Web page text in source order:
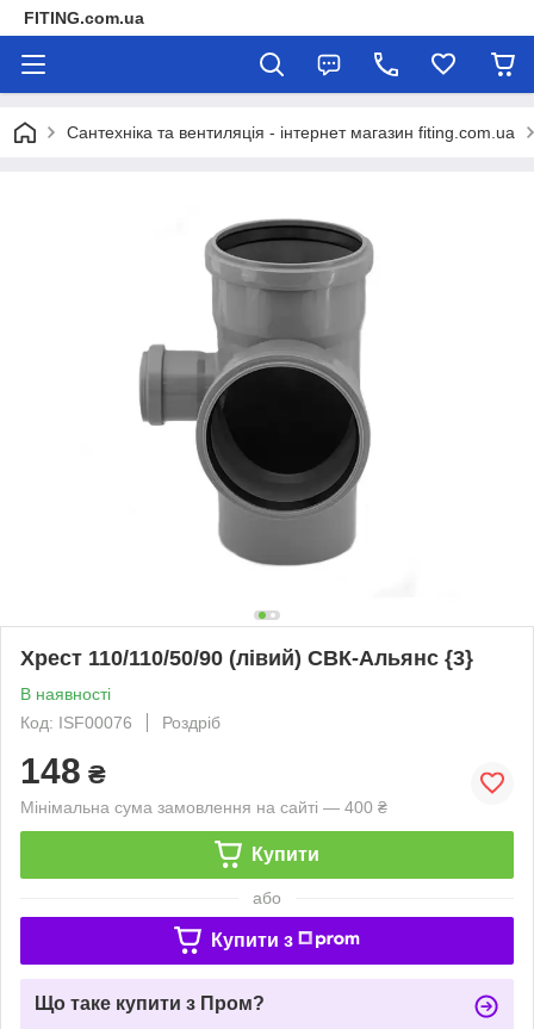
FITING.com.ua
Сантехніка та вентиляція - інтернет магазин fiting.com.ua
Хрест 110/110/50/90 (лівий) СВК-Альянс {3}
В наявності
Код: ISF00076
Роздріб
148 ₴
Мінімальна сума замовлення на сайті — 400 ₴
Купити
або
Купити з
Що таке купити з Пром?